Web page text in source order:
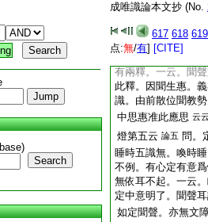
Search
成唯識論本文抄 (No.
617 618 619
点:無/有] [CITE]
門轉故。非如覺時
明利 云云
又云。問。眠中發
法。如何有聞惠。
有兩釋。一云。聞
此釋。因聞生惠。
識。由前散位聞教
中思惠准此應思 云
燈第五云 論五 問。
睡時五識無。喚時
不例。有心定有意
無依耳不起。一云
定中意明了。聞聲
如定聞聲。亦無文